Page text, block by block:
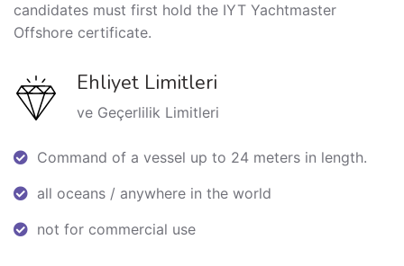
candidates must first hold the IYT Yachtmaster
Offshore certificate.
Ehliyet Limitleri
ve Geçerlilik Limitleri
Command of a vessel up to 24 meters in length.
all oceans / anywhere in the world
not for commercial use